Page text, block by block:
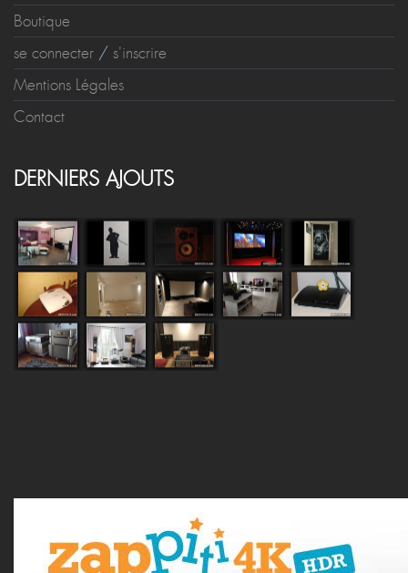
Boutique
se connecter / s'inscrire
Mentions Légales
Contact
DERNIERS AJOUTS